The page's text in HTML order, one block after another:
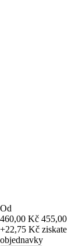
Od
460,00 Kč
+22,75 Kč
objednavky